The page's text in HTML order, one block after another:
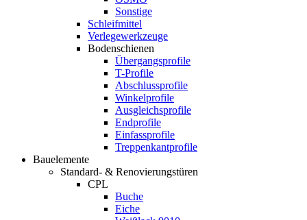
Sonstige
Schleifmittel
Verlegewerkzeuge
Bodenschienen
Übergangsprofile
T-Profile
Abschlussprofile
Winkelprofile
Ausgleichsprofile
Endprofile
Einfassprofile
Treppenkantprofile
Bauelemente
Standard- & Renovierungstüren
CPL
Buche
Eiche